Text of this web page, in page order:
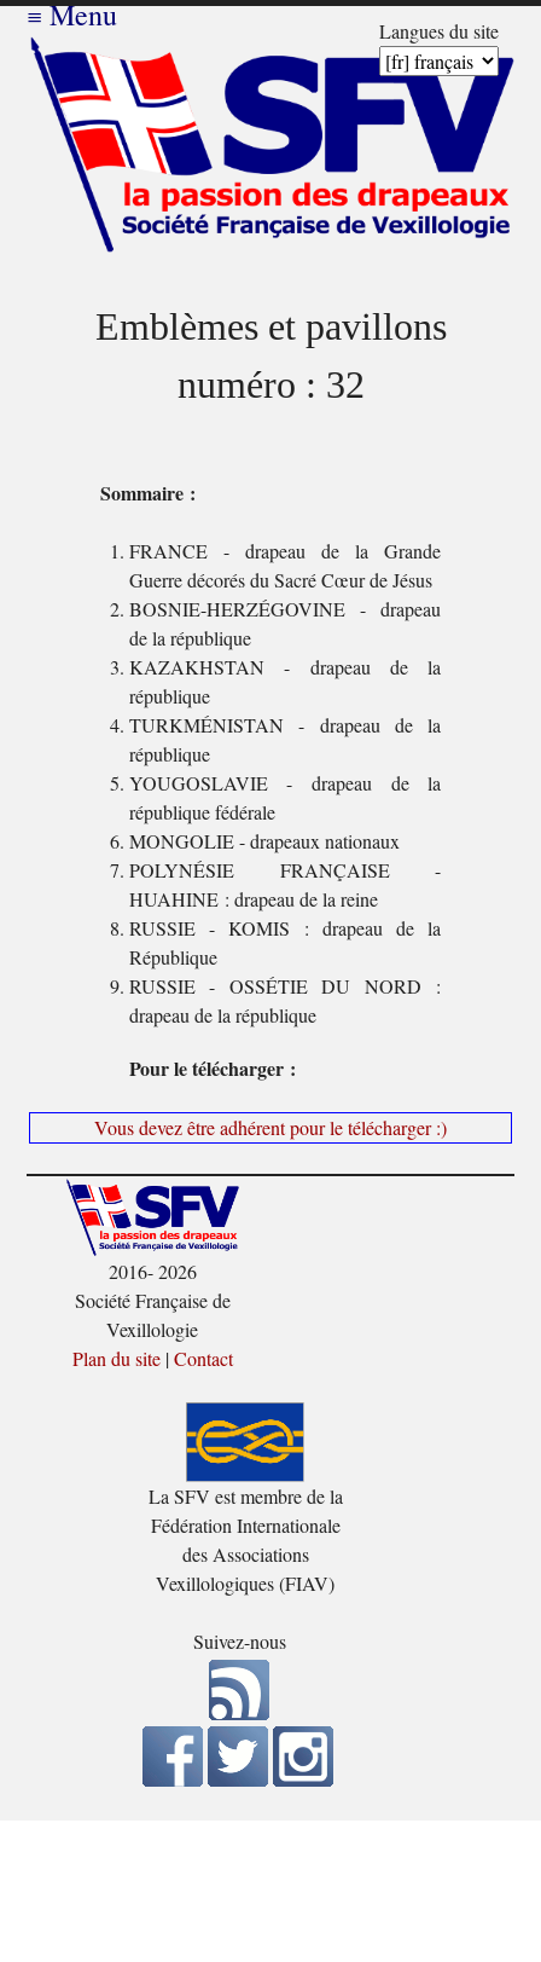
Langues du site
≡Menu
Emblèmes et pavillons
numéro : 32
Sommaire :
FRANCE - drapeau de la Grande
Guerre décorés du Sacré Cœur de Jésus
BOSNIE-HERZÉGOVINE - drapeau
de la république
KAZAKHSTAN - drapeau de la
république
TURKMÉNISTAN - drapeau de la
république
YOUGOSLAVIE - drapeau de la
république fédérale
MONGOLIE - drapeaux nationaux
POLYNÉSIE FRANÇAISE -
HUAHINE : drapeau de la reine
RUSSIE - KOMIS : drapeau de la
République
RUSSIE - OSSÉTIE DU NORD :
drapeau de la république
Pour le télécharger :
Vous devez être adhérent pour le télécharger :)
2016- 2026
Société Française de
Vexillologie
Plan du site|Contact
La SFV est membre de la
Fédération Internationale
des Associations
Vexillologiques (FIAV)
Suivez-nous